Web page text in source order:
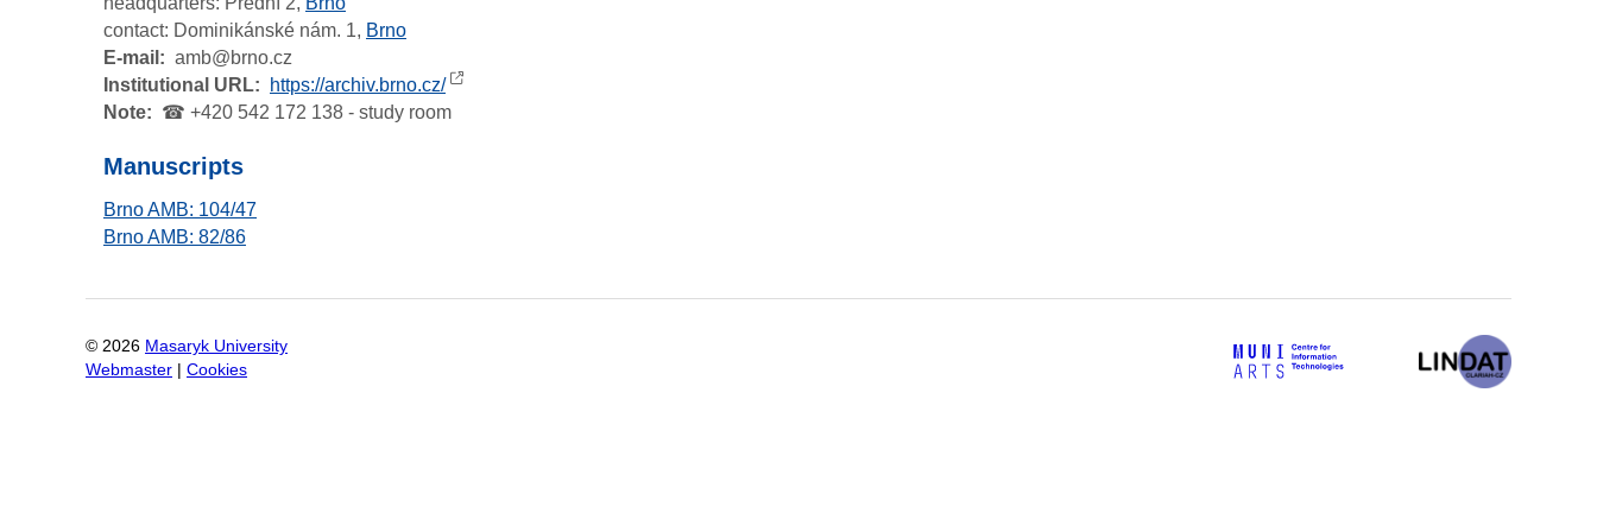
contact: Dominikánské nám. 1, Brno
E-mail
amb@brno.cz
Institutional URL
https://archiv.brno.cz/
Note
☎ +420 542 172 138 - study room
Manuscripts
Brno AMB: 104/47
Brno AMB: 82/86
© 2026 Masaryk University
Webmaster
Cookies